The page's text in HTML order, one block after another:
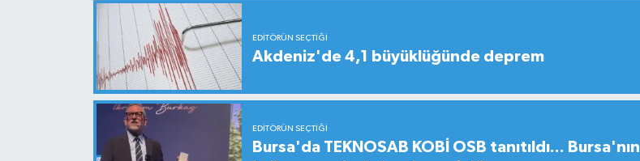
EDITÖRÜN SEÇTIĞI
Akdeniz'de 4,1 büyüklüğünde deprem
EDITÖRÜN SEÇTIĞI
Bursa'da TEKNOSAB KOBİ OSB tanıtıldı... Bursa'nın